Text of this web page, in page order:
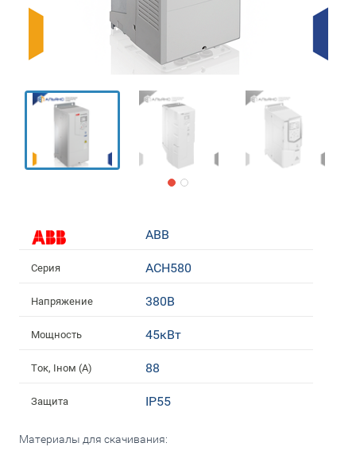
ABB
Серия ACH580
Напряжение 380В
Мощность 45кВт
Ток, Iном (А) 88
Защита IP55
Материалы для скачивания: